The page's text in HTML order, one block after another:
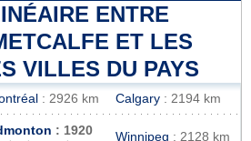
ENTRE
ET LES
VILLES DU PAYS
: 2926 km Calgary : 2194 km
: 1920
Winnipeg : 2128 km